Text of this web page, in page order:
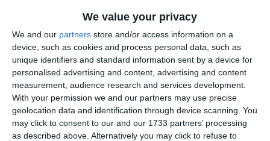
We value your privacy
We and our partners store and/or access information on a
device, such as cookies and process personal data, such as
unique identifiers and standard information sent by a device for
personalised advertising and content, advertising and content
measurement, audience research and services development.
With your permission we and our partners may use precise
geolocation data and identification through device scanning. You
may click to consent to our and our 1733 partners’ processing
as described above. Alternatively you may click to refuse to
Am citit si sunt de acord curegulile de postare .
Acest formular colectează numele, e-mailul şi conținutul mesajului, astfel încât
să putem urmări comentariile tale pe site. Nu vom folosi datele tale în alt scop.
Pentru mai multe informaţii, consultă politica noastră de confidenţialitate, unde vei
primi mai multe privind informaţii despre cum și de ce stocăm datele tale.
Posteaza comentariul